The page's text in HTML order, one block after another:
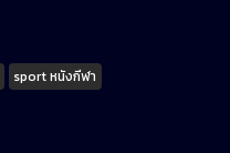
sport หนังกีฬา